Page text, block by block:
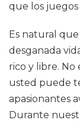
que los
Es natural
desganada
rico y libre. No
usted puede
apasionantes
Durante